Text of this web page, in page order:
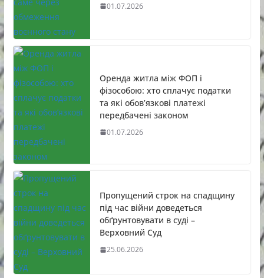
01.07.2026
Оренда житла між ФОП і
фізособою: хто сплачує податки
та які обов’язкові платежі
передбачені законом
01.07.2026
Пропущений строк на спадщину
під час війни доведеться
обґрунтовувати в суді –
Верховний Суд
25.06.2026